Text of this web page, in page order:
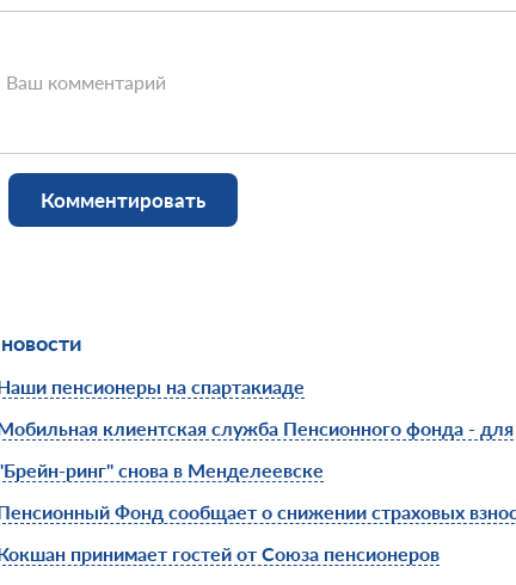
Ваш комментарий
Комментировать
пенсионеры на спартакиаде
клиентская служба Пенсионного фонда - для
ринг" снова в Менделеевске
Фонд сообщает о снижении страховых
принимает гостей от Союза пенсионеров